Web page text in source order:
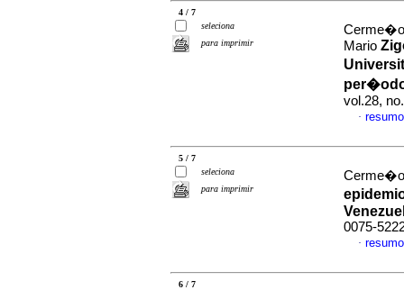
4 / 7
seleciona
para imprimir
Cerme�o
Mario
vol.28,
·
5 / 7
seleciona
para imprimir
0075-
·
6 / 7